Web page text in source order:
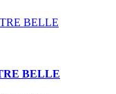
BELLE